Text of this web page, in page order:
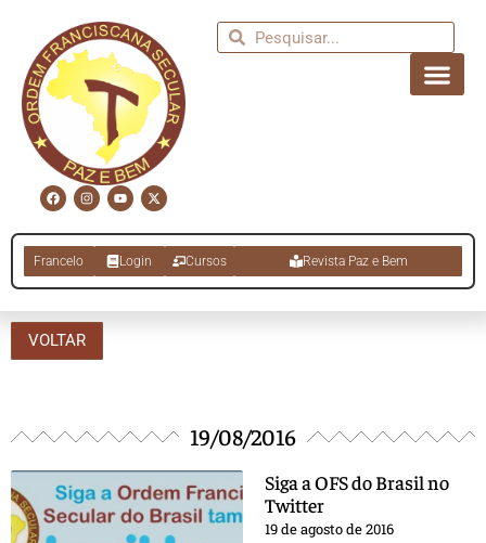
Francelo Login Cursos Revista Paz e Bem
VOLTAR
19/08/2016
Siga a OFS do Brasil no
Twitter
19 de agosto de 2016